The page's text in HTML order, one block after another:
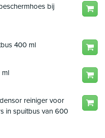
bij
400 ml
reiniger voor
in spuitbus van 600